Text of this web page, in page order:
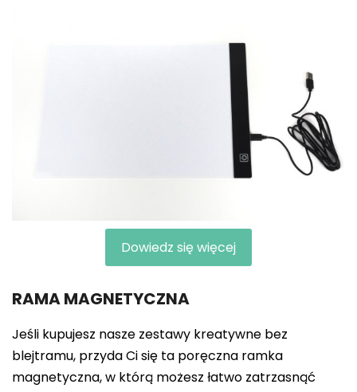
Dowiedz się więcej
RAMA MAGNETYCZNA
Jeśli kupujesz nasze zestawy kreatywne bez
blejtramu, przyda Ci się ta poręczna ramka
magnetyczna, w którą możesz łatwo zatrzasnąć